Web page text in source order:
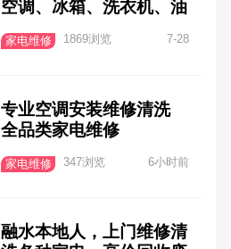
空调、冰箱、洗衣机、油
类家用电器等
家电维修 1869浏览 7-28
专业空调安装维修清洗
全品类家电维修
家电维修 347浏览 6小时前
融水本地人，上门维修清